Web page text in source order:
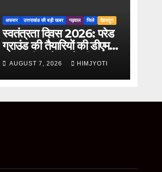
अफसर उत्तराखंड की बड़ी खबर गढ़वाल जिले देहरादून
स्वतंत्रता दिवस 2026: परेड
ग्राउंड की तैयारियों की डीएम
डॉ. आशीष चौहान ने की
समीक्षा, अधिकारियों को दिए
अहम निर्देश
AUGUST 7, 2026 HIMJYOTI